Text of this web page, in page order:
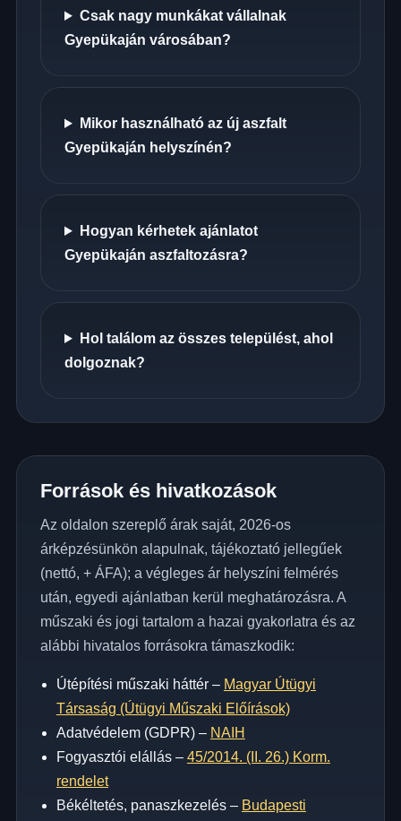
Csak nagy munkákat vállalnak
Gyepükaján városában?
Mikor használható az új aszfalt
Gyepükaján helyszínén?
Hogyan kérhetek ajánlatot
Gyepükaján aszfaltozásra?
Hol találom az összes települést, ahol
dolgoznak?
Források és hivatkozások
Az oldalon szereplő árak saját, 2026-os
árképzésünkön alapulnak, tájékoztató jellegűek
(nettó, + ÁFA); a végleges ár helyszíni felmérés
után, egyedi ajánlatban kerül meghatározásra. A
műszaki és jogi tartalom a hazai gyakorlatra és az
alábbi hivatalos forrásokra támaszkodik:
Útépítési műszaki háttér – Magyar Útügyi
Társaság (Útügyi Műszaki Előírások)
Adatvédelem (GDPR) – NAIH
Fogyasztói elállás – 45/2014. (II. 26.) Korm.
rendelet
Békéltetés, panaszkezelés – Budapesti